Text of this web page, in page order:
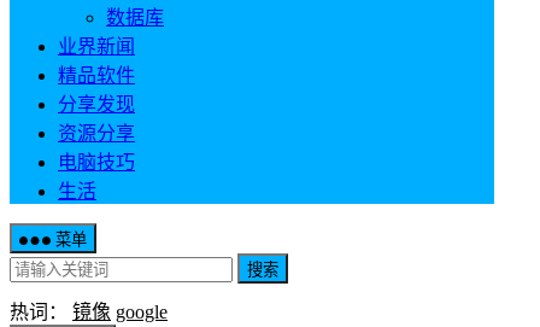
数据库
业界新闻
精品软件
分享发现
资源分享
电脑技巧
生活
菜单
搜索
热词： 镜像 google